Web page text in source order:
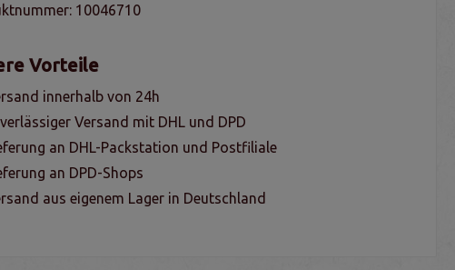
10046710
Vorteile
innerhalb von 24h
Versand mit DHL und DPD
an DHL-Packstation und Postfiliale
an DPD-Shops
aus eigenem Lager in Deutschland